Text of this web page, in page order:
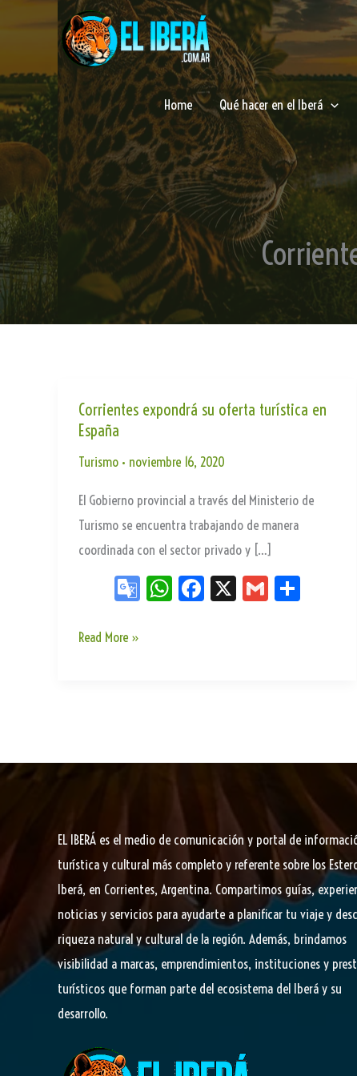
Home Qué hacer en el Iberá
Corrientes expondrá su oferta turística en
España
Turismo• noviembre 16, 2020
El Gobierno provincial a través del Ministerio de
Turismo se encuentra trabajando de manera
coordinada con el sector privado y […]
Go W Fa X
G
Sh
Corrientes
en
Read More »
EL IBERÁ es el medio de comunicación y portal de
turística y cultural más completo y referente sobre los
Iberá, en Corrientes, Argentina. Compartimos guías,
noticias y servicios para ayudarte a planificar tu viaje y
riqueza natural y cultural de la región. Además, brindamos
visibilidad a marcas, emprendimientos, instituciones y
turísticos que forman parte del ecosistema del Iberá y su
desarrollo.